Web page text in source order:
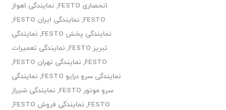
انحصاری FESTO
, نمایندگی اهواز
FESTO
, نمایندگی ایران FESTO
,
نمایندگی پخش FESTO
, نمایندگی
تبریز FESTO
, نمایندگی تعمیرات
FESTO
, نمایندگی تهران FESTO
,
نمایندگی سرو درایو FESTO
, نمایندگی
سرو موتور FESTO
, نمایندگی شیراز
FESTO
, نمایندگی فروش FESTO
,